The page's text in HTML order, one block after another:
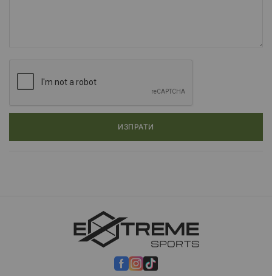
ИЗПРАТИ